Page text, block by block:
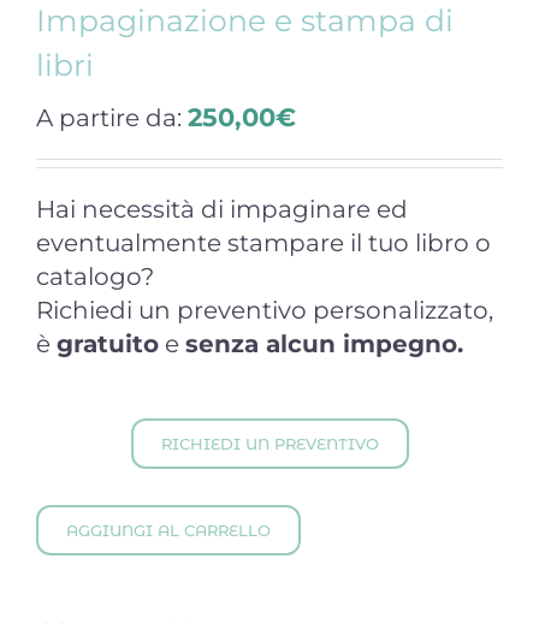
Impaginazione e stampa di
libri
A partire da: 250,00€
Hai necessità di impaginare ed
eventualmente stampare il tuo libro o
catalogo?
Richiedi un preventivo personalizzato,
è gratuito e senza alcun impegno.
RICHIEDI UN PREVENTIVO
AGGIUNGI AL CARRELLO